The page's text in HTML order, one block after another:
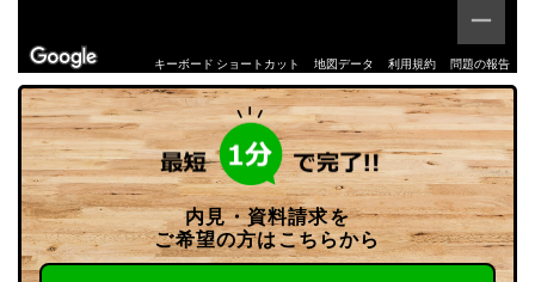
キーボード ショートカット 地図データ 利用規約 問題の報告
内見・資料請求を
ご希望の方はこちらから